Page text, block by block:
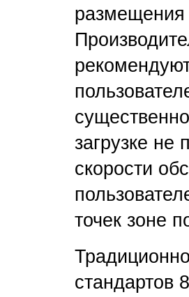
размещения
загрузке не
скорости
точек зоне
стандартов